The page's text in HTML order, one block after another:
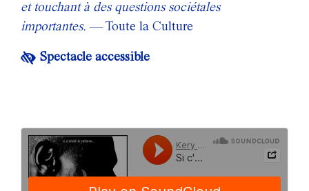
et touchant à des questions sociétales
importantes.— Toute la Culture
Spectacle accessible